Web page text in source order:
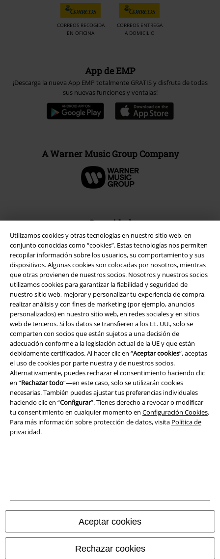
Utilizamos cookies y otras tecnologías en nuestro sitio web, en
conjunto conocidas como “cookies”. Estas tecnologías nos permiten
recopilar información sobre los usuarios, su comportamiento y sus
dispositivos. Algunas cookies son colocadas por nosotros, mientras
que otras provienen de nuestros socios. Nosotros y nuestros socios
utilizamos cookies para garantizar la fiabilidad y seguridad de
nuestro sitio web, mejorar y personalizar tu experiencia de compra,
realizar análisis y con fines de marketing (por ejemplo, anuncios
personalizados) en nuestro sitio web, en redes sociales y en sitios
web de terceros. Si los datos se transfieren a los EE. UU., solo se
comparten con socios que están sujetos a una decisión de
adecuación conforme a la legislación actual de la UE y que están
debidamente certificados. Al hacer clic en “Aceptar cookies”, aceptas
el uso de cookies por parte nuestra y de nuestros socios.
Alternativamente, puedes rechazar el consentimiento haciendo clic
en “Rechazar todo”—en este caso, solo se utilizarán cookies
necesarias. También puedes ajustar tus preferencias individuales
haciendo clic en “Configurar”. Tienes derecho a revocar o modificar
tu consentimiento en cualquier momento en Configuración Cookies.
Para más información sobre protección de datos, visita Política de
privacidad.
Aceptar cookies
Rechazar cookies
CORREOS RECOGIDA
EN OFICINA
CORREOS ENTREGA
A DOMICILIO
App de EMP
¡Descarga la nueva App EMP totalmente GRATIS y disfruta de todas
sus nuevas funciones y ventajas!
A Warner Music Group Company
Seguridad
Legal
Términos y Condiciones
Aviso Legal
Ley protección de datos
Cancelar pedido